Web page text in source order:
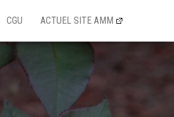
CGU ACTUEL SITE AMM